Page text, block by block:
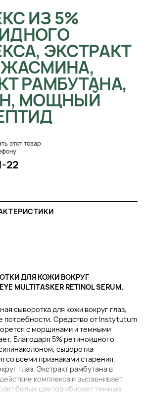
ИЗ 5%
ЭКСТРАКТ
ЖАСМИНА,
РАМБУТАНА,
МОЩНЫЙ
этот товар
22
ДЛЯ КОЖИ ВОКРУГ
MULTITASKER RETINOL SERUM.
сыворотка для кожи вокруг глаз,
потребности. Средство от Instytutum
с морщинами и темными
Благодаря 5% ретиноидного
сыворотка
со всеми признаками старения,
глаз. Экстракт рамбутана в
комплекса и выравнивает
белых цветов убирает темные